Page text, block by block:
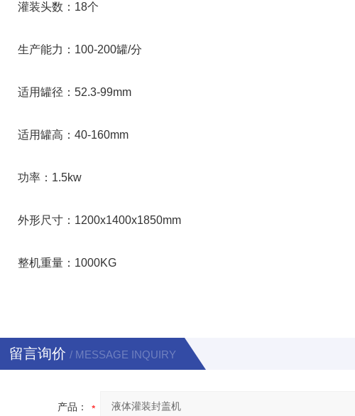
灌装头数：18个
生产能力：100-200罐/分
适用罐径：52.3-99mm
适用罐高：40-160mm
功率：1.5kw
外形尺寸：1200x1400x1850mm
整机重量：1000KG
留言询价 / MESSAGE INQUIRY
产品：